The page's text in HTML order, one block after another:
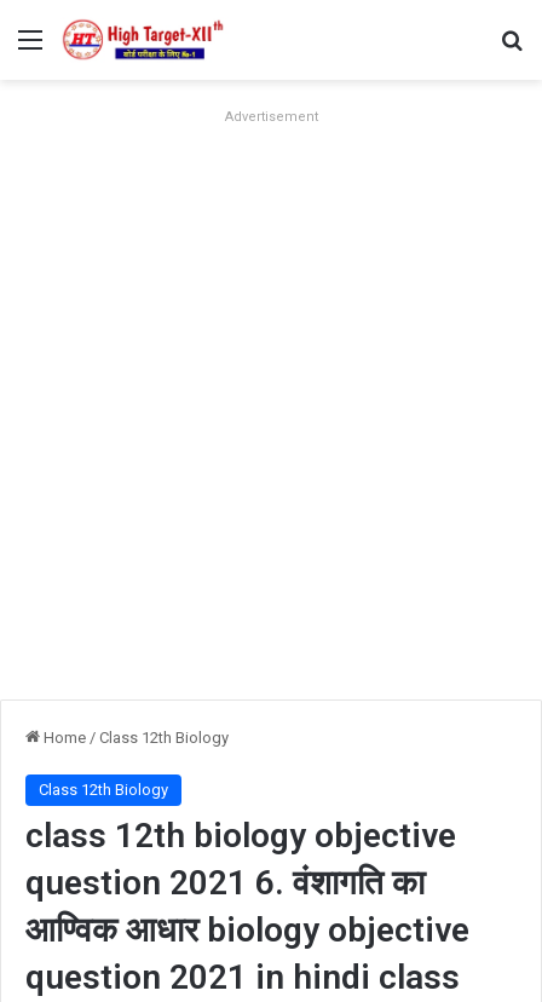
Menu
Advertisement
Home / Class 12th Biology
Class 12th Biology
class 12th biology objective
question 2021 6. वंशागति का
आण्विक आधार biology objective
question 2021 in hindi class